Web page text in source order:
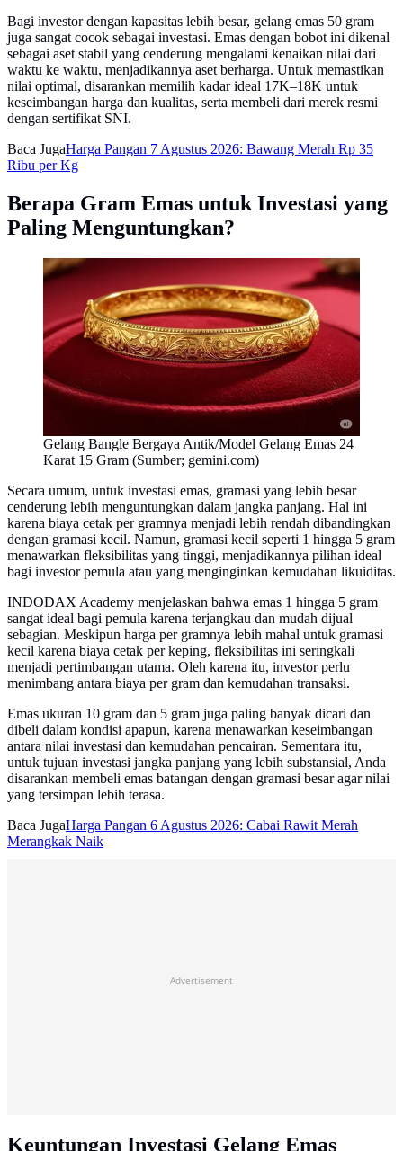
Bagi investor dengan kapasitas lebih besar, gelang emas 50 gram
juga sangat cocok sebagai investasi. Emas dengan bobot ini dikenal
sebagai aset stabil yang cenderung mengalami kenaikan nilai dari
waktu ke waktu, menjadikannya aset berharga. Untuk memastikan
nilai optimal, disarankan memilih kadar ideal 17K–18K untuk
keseimbangan harga dan kualitas, serta membeli dari merek resmi
dengan sertifikat SNI.
Baca JugaHarga Pangan 7 Agustus 2026: Bawang Merah Rp 35
Ribu per Kg
Berapa Gram Emas untuk Investasi yang
Paling Menguntungkan?
Gelang Bangle Bergaya Antik/Model Gelang Emas 24
Karat 15 Gram (Sumber; gemini.com)
Secara umum, untuk investasi emas, gramasi yang lebih besar
cenderung lebih menguntungkan dalam jangka panjang. Hal ini
karena biaya cetak per gramnya menjadi lebih rendah dibandingkan
dengan gramasi kecil. Namun, gramasi kecil seperti 1 hingga 5 gram
menawarkan fleksibilitas yang tinggi, menjadikannya pilihan ideal
bagi investor pemula atau yang menginginkan kemudahan likuiditas.
INDODAX Academy menjelaskan bahwa emas 1 hingga 5 gram
sangat ideal bagi pemula karena terjangkau dan mudah dijual
sebagian. Meskipun harga per gramnya lebih mahal untuk gramasi
kecil karena biaya cetak per keping, fleksibilitas ini seringkali
menjadi pertimbangan utama. Oleh karena itu, investor perlu
menimbang antara biaya per gram dan kemudahan transaksi.
Emas ukuran 10 gram dan 5 gram juga paling banyak dicari dan
dibeli dalam kondisi apapun, karena menawarkan keseimbangan
antara nilai investasi dan kemudahan pencairan. Sementara itu,
untuk tujuan investasi jangka panjang yang lebih substansial, Anda
disarankan membeli emas batangan dengan gramasi besar agar nilai
yang tersimpan lebih terasa.
Baca JugaHarga Pangan 6 Agustus 2026: Cabai Rawit Merah
Merangkak Naik
Advertisement
Keuntungan Investasi Gelang Emas